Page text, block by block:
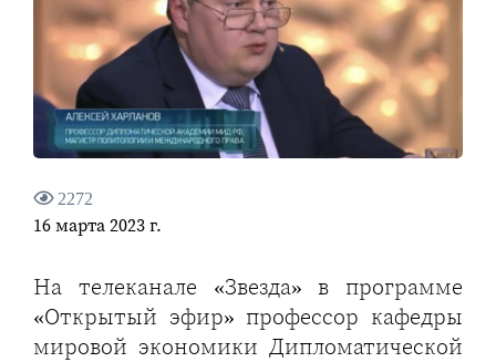
2272
16 марта 2023 г.
На телеканале «Звезда» в программе
«Открытый эфир» профессор кафедры
мировой экономики Дипломатической